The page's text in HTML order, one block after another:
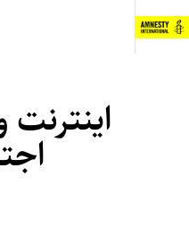
رفتن
به